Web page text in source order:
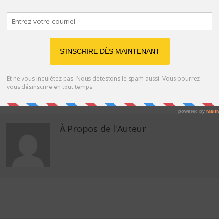
à Justin Bieber, il n’a jamais été épargné par le public et,
un réseau de fans très fidèles, il fait souvent l’objet de
ou de moqueries plus ou moins acides. Ces deux-là ont
encore plus en commun qu’on ne pourrait le croire, et les
physiques ne sont que la partie visible de
EMAIL FACEBOOK
À Propos de l'Auteur